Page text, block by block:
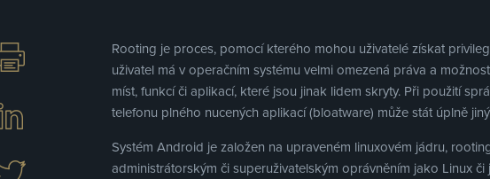
Rooting je proces, pomocí kterého mohou uživatelé získat
uživatel má v operačním systému velmi omezená práva a
míst, funkcí či aplikací, které jsou jinak lidem skryty. Při použití
telefonu plného nucených aplikací (bloatware) může stát úplně
Systém Android je založen na upraveném linuxovém jádru,
administrátorským či superuživatelským oprávněním jako Linux